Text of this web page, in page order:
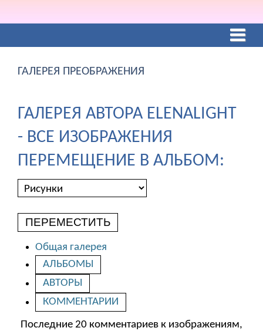
ГАЛЕРЕЯ ПРЕОБРАЖЕНИЯ
ГАЛЕРЕЯ АВТОРА ELENALIGHT
- ВСЕ ИЗОБРАЖЕНИЯ
ПЕРЕМЕЩЕНИЕ В АЛЬБОМ:
ПЕРЕМЕСТИТЬ
Общая галерея
АЛЬБОМЫ
АВТОРЫ
КОММЕНТАРИИ
Последние 20 комментариев к изображениям,